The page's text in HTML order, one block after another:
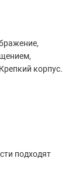
корпус.
подходят